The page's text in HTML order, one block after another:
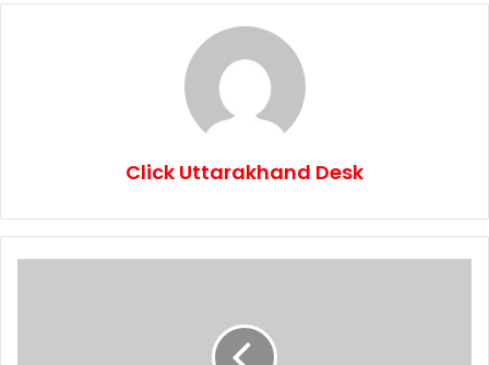
Click Uttarakhand Desk